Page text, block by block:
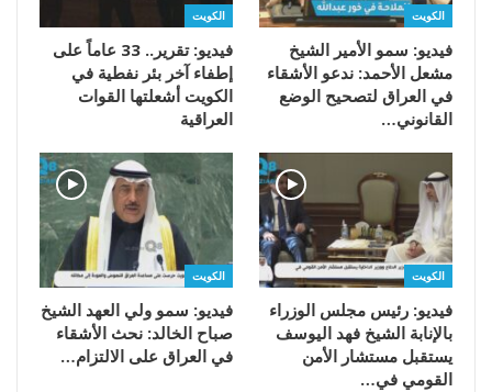
الكويت
فيديو: سمو الأمير الشيخ
مشعل الأحمد: ندعو الأشقاء
في العراق لتصحيح الوضع
القانوني…
الكويت
فيديو: تقرير.. 33 عاماً على
إطفاء آخر بئر نفطية في
الكويت أشعلتها القوات
العراقية
الكويت
فيديو: رئيس مجلس الوزراء
بالإنابة الشيخ فهد اليوسف
يستقبل مستشار الأمن
القومي في…
الكويت
فيديو: سمو ولي العهد الشيخ
صباح الخالد: نحث الأشقاء
في العراق على الالتزام…